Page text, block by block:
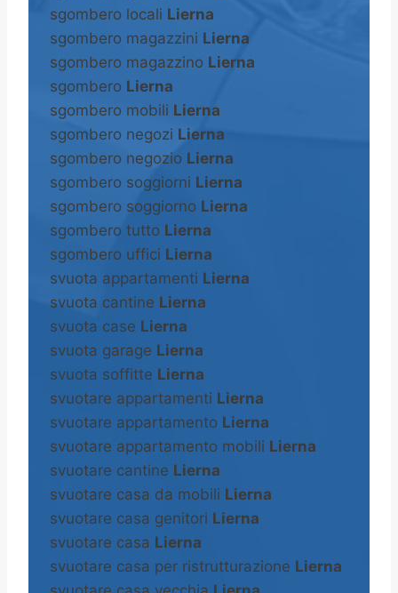
sgombero locali Lierna
sgombero magazzini Lierna
sgombero magazzino Lierna
sgombero Lierna
sgombero mobili Lierna
sgombero negozi Lierna
sgombero negozio Lierna
sgombero soggiorni Lierna
sgombero soggiorno Lierna
sgombero tutto Lierna
sgombero uffici Lierna
svuota appartamenti Lierna
svuota cantine Lierna
svuota case Lierna
svuota garage Lierna
svuota soffitte Lierna
svuotare appartamenti Lierna
svuotare appartamento Lierna
svuotare appartamento mobili Lierna
svuotare cantine Lierna
svuotare casa da mobili Lierna
svuotare casa genitori Lierna
svuotare casa Lierna
svuotare casa per ristrutturazione Lierna